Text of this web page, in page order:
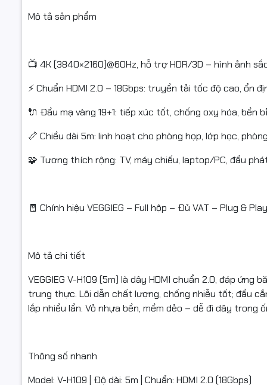
Mô tả sản phẩm
📺 4K (3840×2160)@60Hz, hỗ trợ HDR/3D – hình ảnh
⚡ Chuẩn HDMI 2.0 – 18Gbps: truyền tải tốc độ cao, ổn
🔌 Đầu mạ vàng 19+1: tiếp xúc tốt, chống oxy hóa, bền bỉ
📏 Chiều dài 5m: linh hoạt cho phòng họp, lớp học,
🧩 Tương thích rộng: TV, máy chiếu, laptop/PC, đầu
🧾 Chính hiệu VEGGIEG – Full hộp – Đủ VAT – Plug & Play
Mô tả chi tiết
VEGGIEG V-H109 (5m) là dây HDMI chuẩn 2.0, đáp
trung thực. Lõi dẫn chất lượng, chống nhiễu tốt; đầu
lắp nhiều lần. Vỏ nhựa bền, mềm dẻo – dễ đi dây trong
Thông số nhanh
Model: V-H109 | Độ dài: 5m | Chuẩn: HDMI 2.0 (18Gbps)
2.0/HDCP
📦 Điều
đập hoặc
✅ Nếu
hoàn để
✅ Chỉ hỗ